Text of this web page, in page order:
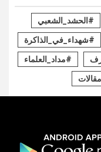
#الحشد_الشعبي
#شهداء_في_الذاكرة
#مداد_العلماء